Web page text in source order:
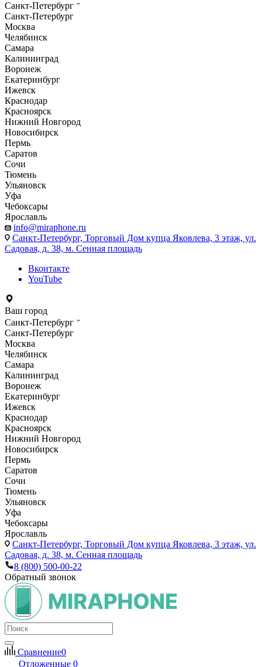
Санкт-Петербург
Санкт-Петербург
Москва
Челябинск
Самара
Калининград
Воронеж
Екатеринбург
Ижевск
Краснодар
Красноярск
Нижний Новгород
Новосибирск
Пермь
Саратов
Сочи
Тюмень
Ульяновск
Уфа
Чебоксары
Ярославль
info@miraphone.ru
Санкт-Петербург, Торговый Дом купца Яковлева, 3 этаж, ул.
Садовая, д. 38, м. Сенная площадь
Вконтакте
YouTube
Ваш город
Санкт-Петербург
Санкт-Петербург
Москва
Челябинск
Самара
Калининград
Воронеж
Екатеринбург
Ижевск
Краснодар
Красноярск
Нижний Новгород
Новосибирск
Пермь
Саратов
Сочи
Тюмень
Ульяновск
Уфа
Чебоксары
Ярославль
Санкт-Петербург, Торговый Дом купца Яковлева, 3 этаж, ул.
Садовая, д. 38, м. Сенная площадь
8 (800) 500-00-22
Обратный звонок
Сравнение0
Отложенные 0